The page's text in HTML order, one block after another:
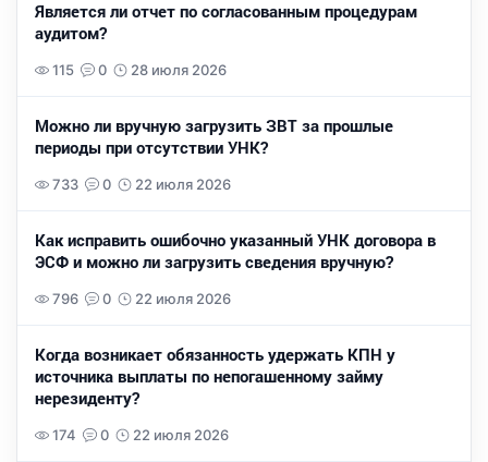
Является ли отчет по согласованным процедурам
аудитом?
115 0 28 июля 2026
Можно ли вручную загрузить ЗВТ за прошлые
периоды при отсутствии УНК?
733 0 22 июля 2026
Как исправить ошибочно указанный УНК договора в
ЭСФ и можно ли загрузить сведения вручную?
796 0 22 июля 2026
Когда возникает обязанность удержать КПН у
источника выплаты по непогашенному займу
нерезиденту?
174 0 22 июля 2026